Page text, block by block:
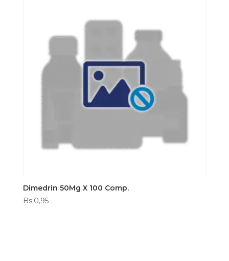
Dimedrin 50Mg X 100 Comp.
Bs.0,95